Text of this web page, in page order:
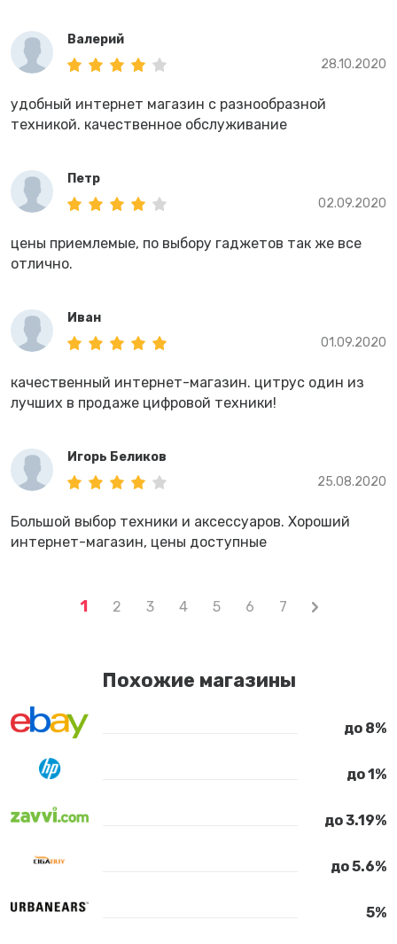
Валерий
28.10.2020
удобный интернет магазин с разнообразной
техникой. качественное обслуживание
Петр
02.09.2020
цены приемлемые, по выбору гаджетов так же все
отлично.
Иван
01.09.2020
качественный интернет-магазин. цитрус один из
лучших в продаже цифровой техники!
Игорь Беликов
25.08.2020
Большой выбор техники и аксессуаров. Хороший
интернет-магазин, цены доступные
1 2 3 4 5 6 7
Похожие магазины
до 8%
до 1%
до 3.19%
до 5.6%
5%